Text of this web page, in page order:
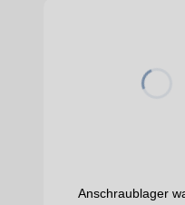
Anschraublager